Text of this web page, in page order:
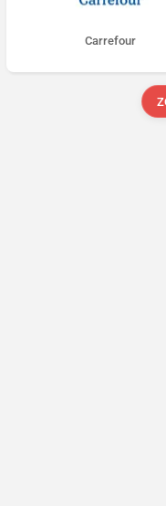
Carrefour